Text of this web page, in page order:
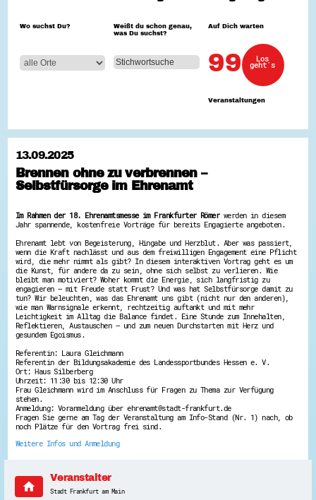
Zeig uns dein Ehrenamt
Wettbewerb | Trikotwettbewerb
Wettbewerb | 80 Jahre Hessen - Engagement
Ausgezeichnete Projekte
Engagement-Lotsen
Crowdfunding - Viele schaffen mehr
Freiwilligenmanagement
Hessen engagiert - Digitale Themenabende
Kompetenznachweis Hessen
Zeugnisbeiblatt
Service-Learning
Mach dich schlau
GEMA-Pakt
Di@-Lotsen in Hessen
Energiepreiskrise und Ehrenamt
Generationsübergreifend aktiv
Patenschaftsprojekte
Stiftungen
Vereine, Spenden, Steuern - Gut zu Wissen
Versicherungsschutz
Wissenswertes rund um dein Ehrenamt
Zahlen, Daten, Fakten aus Hessen
Kontakt
Wo suchst Du?
Weißt du schon genau,
was Du suchst?
Auf Dich warten
99
Veranstaltungen
Los
geht´s
13.09.2025
Brennen ohne zu verbrennen –
Selbstfürsorge im Ehrenamt
Im Rahmen der 18. Ehrenamtsmesse im Frankfurter Römerwerden in diesem
Jahr spannende, kostenfreie Vorträge für bereits Engagierte angeboten.
Ehrenamt lebt von Begeisterung, Hingabe und Herzblut. Aber was passiert,
wenn die Kraft nachlässt und aus dem freiwilligen Engagement eine Pflicht
wird, die mehr nimmt als gibt? In diesem interaktiven Vortrag geht es um
die Kunst, für andere da zu sein, ohne sich selbst zu verlieren. Wie
bleibt man motiviert? Woher kommt die Energie, sich langfristig zu
engagieren – mit Freude statt Frust? Und was hat Selbstfürsorge damit zu
tun? Wir beleuchten, was das Ehrenamt uns gibt (nicht nur den anderen),
wie man Warnsignale erkennt, rechtzeitig auftankt und mit mehr
Leichtigkeit im Alltag die Balance findet. Eine Stunde zum Innehalten,
Reflektieren, Austauschen – und zum neuen Durchstarten mit Herz und
gesundem Egoismus.
Referentin: Laura Gleichmann
Referentin der Bildungsakademie des Landessportbundes Hessen e. V.
Ort: Haus Silberberg
Uhrzeit: 11:30 bis 12:30 Uhr
Frau Gleichmann wird im Anschluss für Fragen zu Thema zur Verfügung
stehen.
Anmeldung: Voranmeldung über ehrenamt@stadt-frankfurt.de
Fragen Sie gerne am Tag der Veranstaltung am Info-Stand (Nr. 1) nach, ob
noch Plätze für den Vortrag frei sind.
Weitere Infos und Anmeldung
home
Veranstalter
Stadt Frankfurt am Main